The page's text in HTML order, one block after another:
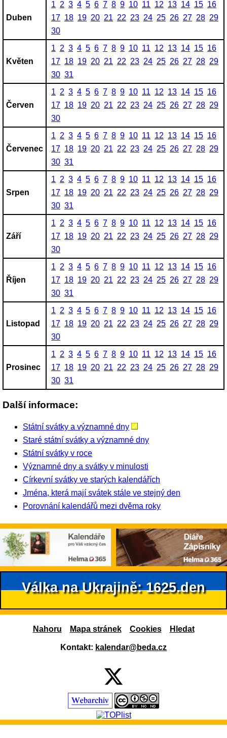
Duben
1 2 3 4 5 6 7 8 9 10 11 12 13 14 15 16
17 18 19 20 21 22 23 24 25 26 27 28 29
30
Květen
1 2 3 4 5 6 7 8 9 10 11 12 13 14 15 16
17 18 19 20 21 22 23 24 25 26 27 28 29
30 31
Červen
1 2 3 4 5 6 7 8 9 10 11 12 13 14 15 16
17 18 19 20 21 22 23 24 25 26 27 28 29
30
Červenec
1 2 3 4 5 6 7 8 9 10 11 12 13 14 15 16
17 18 19 20 21 22 23 24 25 26 27 28 29
30 31
Srpen
1 2 3 4 5 6 7 8 9 10 11 12 13 14 15 16
17 18 19 20 21 22 23 24 25 26 27 28 29
30 31
Září
1 2 3 4 5 6 7 8 9 10 11 12 13 14 15 16
17 18 19 20 21 22 23 24 25 26 27 28 29
30
Říjen
1 2 3 4 5 6 7 8 9 10 11 12 13 14 15 16
17 18 19 20 21 22 23 24 25 26 27 28 29
30 31
Listopad
1 2 3 4 5 6 7 8 9 10 11 12 13 14 15 16
17 18 19 20 21 22 23 24 25 26 27 28 29
30
Prosinec
1 2 3 4 5 6 7 8 9 10 11 12 13 14 15 16
17 18 19 20 21 22 23 24 25 26 27 28 29
30 31
Další informace:
Státní svátky a významné dny
Staré státní svátky a významné dny
Státní svátky v roce
Významné dny a svátky v minulosti
Církevní svátky ve starých kalendářích
Jména, která mají svátek stále ve stejný den
Porovnání kalendářů mezi dvěma roky
Válka na Ukrajině: 1625.den
Nahoru Mapa stránek Cookies Hledat
Kontakt: kalendar@beda.cz